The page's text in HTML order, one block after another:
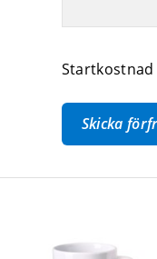
Skicka